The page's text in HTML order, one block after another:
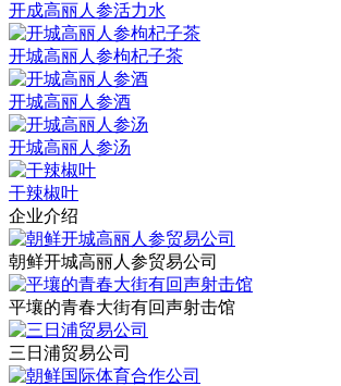
开成高丽人参活力水
开城高丽人参枸杞子茶
开城高丽人参酒
开城高丽人参汤
干辣椒叶
企业介绍
朝鲜开城高丽人参贸易公司
平壤的青春大街有回声射击馆
三日浦贸易公司